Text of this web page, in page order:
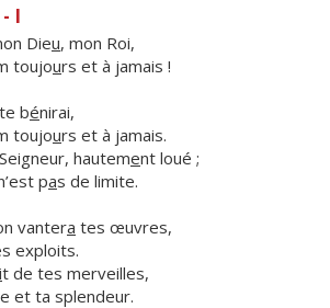
I
Dieu, mon Roi,
toujours et à jamais !
bénirai,
toujours et à jamais.
hautement loué ;
pas de limite.
vantera tes œuvres,
exploits.
it de tes merveilles,
et ta splendeur.